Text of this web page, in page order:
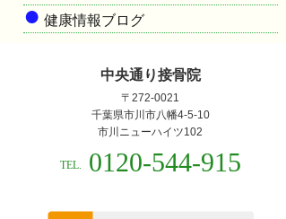
● 健康情報ブログ
中央通り接骨院
〒272-0021
千葉県市川市八幡4-5-10
市川ニューハイツ102
TEL. 0120-544-915